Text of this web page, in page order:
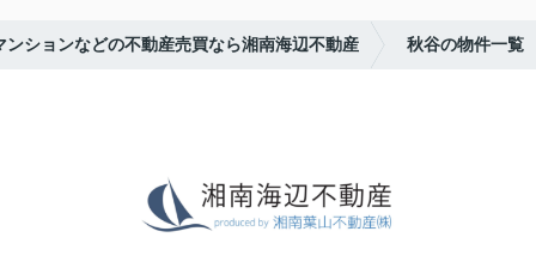
ンションなどの不動産売買なら湘南海辺不動産 秋谷の物件一覧